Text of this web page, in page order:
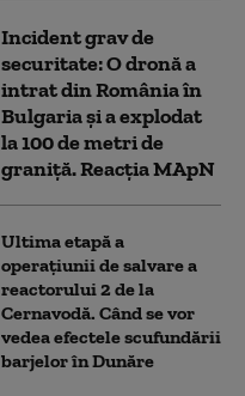
Incident grav de
securitate: O dronă a
intrat din România în
Bulgaria şi a explodat
la 100 de metri de
graniţă. Reacția MApN
Ultima etapă a
operațiunii de salvare a
reactorului 2 de la
Cernavodă. Când se vor
vedea efectele scufundării
barjelor în Dunăre